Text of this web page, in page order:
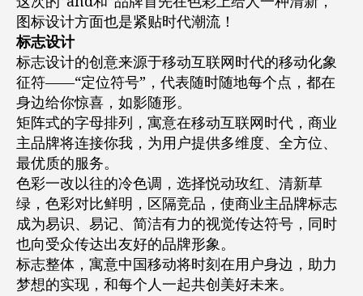
图标设计方面也是紧贴时代潮流！
标志设计
标志设计的创意来源于移动互联网时代的移动化象
征符——“定位符号”，代表随时随地每个点，都在
身边给你惊喜，如影随形。
矩阵式的字母排列，寓意在移动互联网时代，商业
主品牌将连接你我，为用户提供多维度、全方位、
最优质的服务。
色彩一改以往的冷色调，选择悦动玫红、清新草
绿，色彩对比鲜明，区隔竞品，使商业主品牌标志
成为易识、易记、简洁有力的视觉传达符号，同时
也向受众传达出友好的品牌形象。
标志整体，寓意中国移动将时刻在用户身边，助力
梦想的实现，和每个人一起共创美好未来。